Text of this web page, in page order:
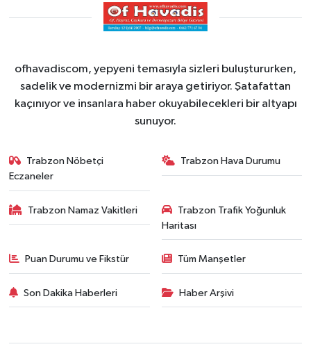
ofhavadiscom, yepyeni temasıyla sizleri buluştururken,
sadelik ve modernizmi bir araya getiriyor. Şatafattan
kaçınıyor ve insanlara haber okuyabilecekleri bir altyapı
sunuyor.
Trabzon Nöbetçi
Eczaneler
Trabzon Hava Durumu
Trabzon Namaz Vakitleri
Trabzon Trafik Yoğunluk
Haritası
Puan Durumu ve Fikstür Tüm Manşetler
Son Dakika Haberleri Haber Arşivi